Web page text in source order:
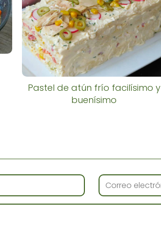
Pastel de atún frío facilísimo y
buenísimo